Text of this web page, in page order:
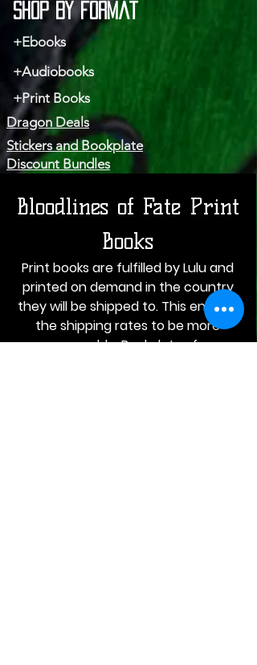
Shop by Format
+Ebooks
+Audiobooks
+Print Books
Dragon Deals
Stickers and Bookplate
Discount Bundles
Bloodlines of Fate Print
Books
Print books are fulfilled by Lulu and
printed on demand in the country
they will be shipped to. This enables
the shipping rates to be more
reasonable. Bookplates for